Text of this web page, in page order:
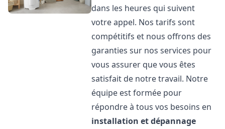
dans les heures qui suivent
votre appel. Nos tarifs sont
compétitifs et nous offrons des
garanties sur nos services pour
vous assurer que vous êtes
satisfait de notre travail. Notre
équipe est formée pour
répondre à tous vos besoins en
installation et dépannage